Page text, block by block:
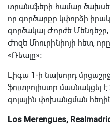
տրանսֆերի համար ծախսել
որ գործարքը կփորձի
գործակալ Ժորժե
Ժոզե Մոուրինիոյի հետ,
«Ռեալը»։
Լիգա 1-ի նախորդ
ֆուտբոլիստը մասնակցել
գոլային փոխանցման
Los Merengues,